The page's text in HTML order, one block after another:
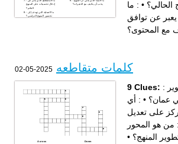
إدخال تحسينات على المنهج
القائم؟
: ما العملية التي تهدف إلى
تحسين المنهج الدراسي؟
يجب أن يتكيف مع التغيرات؟
الحالي؟ • : ما
عن توافق
مع المحتوى؟
كلمات متقاطعه 2025-05-02
Across Down
9 Clues: : ما الهدف من تطوير
عمان؟ • : أي
على تعديل
: من هو المحور
المنهج؟ •